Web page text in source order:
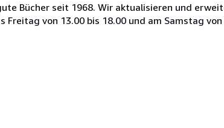
Bücher seit 1968. Wir aktualisieren und
Freitag von 13.00 bis 18.00 und am Samstag